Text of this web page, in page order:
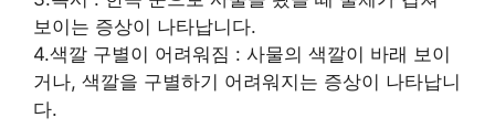
보이는 증상이 나타납니다.
4.색깔 구별이 어려워짐 : 사물의 색깔이 바래 보이
거나, 색깔을 구별하기 어려워지는 증상이 나타납니
다.